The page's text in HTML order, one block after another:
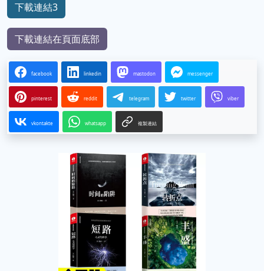
下載連結3
下載連結在頁面底部
facebook linkedin mastodon messenger
pinterest reddit telegram twitter viber
vkontakte whatsapp 複製連結